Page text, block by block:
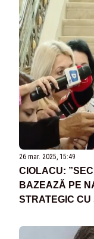
26 mar. 2025, 15:49
CIOLACU:
BAZEAZĂ PE
STRATEGIC CU